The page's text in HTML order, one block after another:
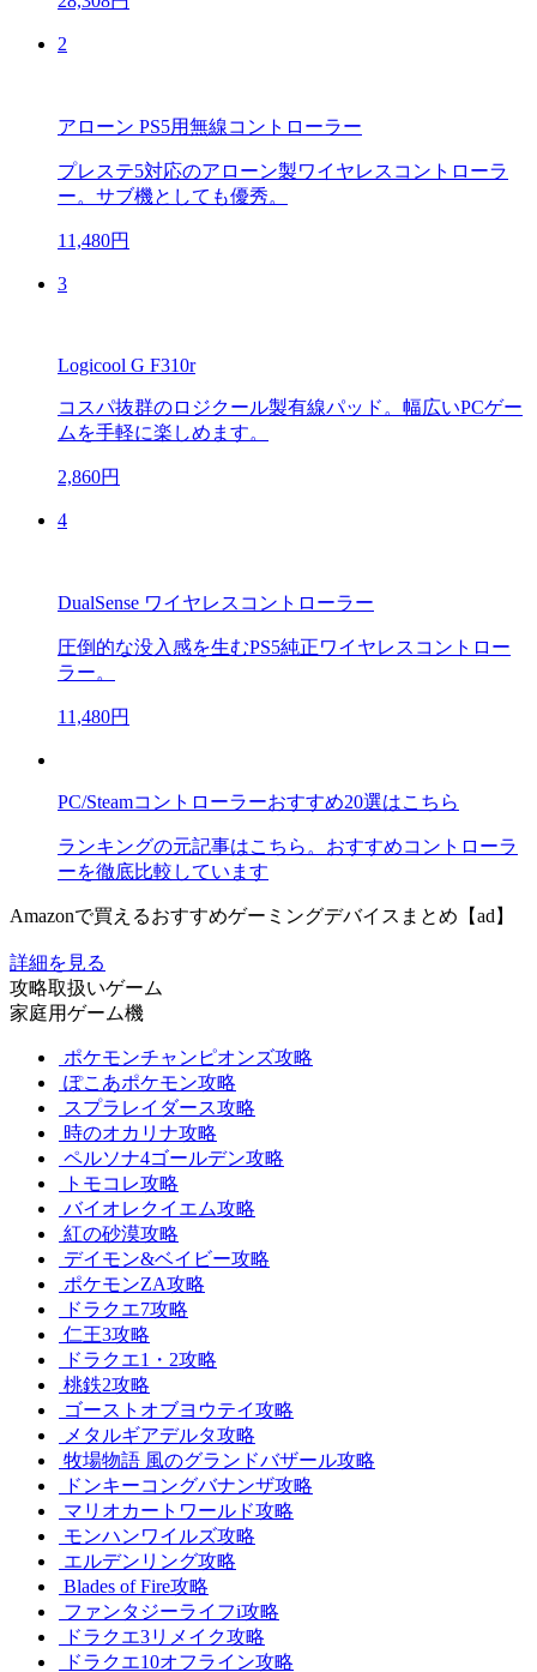
2
アローン PS5用無線コントローラー
プレステ5対応のアローン製ワイヤレスコントローラ
ー。サブ機としても優秀。
11,480円
3
Logicool G F310r
コスパ抜群のロジクール製有線パッド。幅広いPCゲー
ムを手軽に楽しめます。
2,860円
4
DualSense ワイヤレスコントローラー
圧倒的な没入感を生むPS5純正ワイヤレスコントロー
ラー。
11,480円
PC/Steamコントローラーおすすめ20選はこちら
ランキングの元記事はこちら。おすすめコントローラ
ーを徹底比較しています
Amazonで買えるおすすめゲーミングデバイスまとめ【ad】
詳細を見る
攻略取扱いゲーム
家庭用ゲーム機
ポケモンチャンピオンズ攻略
ぽこあポケモン攻略
スプラレイダース攻略
時のオカリナ攻略
ペルソナ4ゴールデン攻略
トモコレ攻略
バイオレクイエム攻略
紅の砂漠攻略
デイモン&ベイビー攻略
ポケモンZA攻略
ドラクエ7攻略
仁王3攻略
ドラクエ1・2攻略
桃鉄2攻略
ゴーストオブヨウテイ攻略
メタルギアデルタ攻略
牧場物語 風のグランドバザール攻略
ドンキーコングバナンザ攻略
マリオカートワールド攻略
モンハンワイルズ攻略
エルデンリング攻略
Blades of Fire攻略
ファンタジーライフi攻略
ドラクエ3リメイク攻略
ドラクエ10オフライン攻略